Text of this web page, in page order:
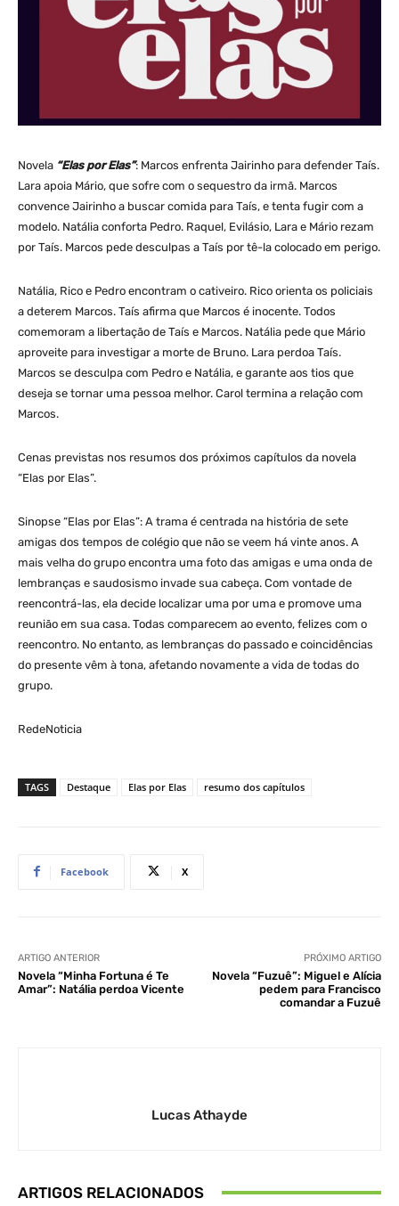
Novela “Elas por Elas”: Marcos enfrenta Jairinho para defender Taís.
Lara apoia Mário, que sofre com o sequestro da irmã. Marcos
convence Jairinho a buscar comida para Taís, e tenta fugir com a
modelo. Natália conforta Pedro. Raquel, Evilásio, Lara e Mário rezam
por Taís. Marcos pede desculpas a Taís por tê-la colocado em perigo.
Natália, Rico e Pedro encontram o cativeiro. Rico orienta os policiais
a deterem Marcos. Taís afirma que Marcos é inocente. Todos
comemoram a libertação de Taís e Marcos. Natália pede que Mário
aproveite para investigar a morte de Bruno. Lara perdoa Taís.
Marcos se desculpa com Pedro e Natália, e garante aos tios que
deseja se tornar uma pessoa melhor. Carol termina a relação com
Marcos.
Cenas previstas nos resumos dos próximos capítulos da novela
“Elas por Elas”.
Sinopse “Elas por Elas”: A trama é centrada na história de sete
amigas dos tempos de colégio que não se veem há vinte anos. A
mais velha do grupo encontra uma foto das amigas e uma onda de
lembranças e saudosismo invade sua cabeça. Com vontade de
reencontrá-las, ela decide localizar uma por uma e promove uma
reunião em sua casa. Todas comparecem ao evento, felizes com o
reencontro. No entanto, as lembranças do passado e coincidências
do presente vêm à tona, afetando novamente a vida de todas do
grupo.
RedeNoticia
TAGS Destaque Elas por Elas resumo dos capítulos
Facebook X
ARTIGO ANTERIOR
Novela “Minha Fortuna é Te
Amar”: Natália perdoa Vicente
PRÓXIMO ARTIGO
Novela “Fuzuê”: Miguel e Alícia
pedem para Francisco
comandar a Fuzuê
Lucas Athayde
ARTIGOS RELACIONADOS